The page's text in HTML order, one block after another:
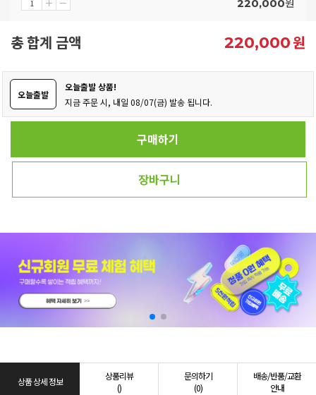
220,000
총 합계 금액 220,000원
오늘출발
오늘출발 상품!
지금 주문 시, 내일 08/07(금) 발송 됩니다.
구매하기
장바구니
상품 상세 정보
상품리뷰
()
문의하기
(0)
배송/반품/교환
안내